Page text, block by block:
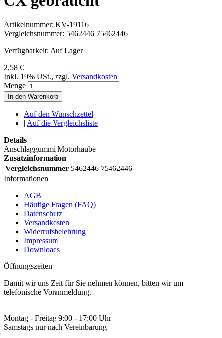
Artikelnummer: KV-19116
Vergleichsnummer: 5462446 75462446
Verfügbarkeit: Auf Lager
2,58 €
Inkl. 19% USt., zzgl. Versandkosten
Menge
In den Warenkorb
Auf den Wunschzettel
| Auf die Vergleichsliste
Details
Anschlaggummi Motorhaube
Zusatzinformation
Vergleichsnummer 5462446 75462446
Informationen
AGB
Häufige Fragen (FAQ)
Datenschutz
Versandkosten
Widerrufsbelehrung
Impressum
Downloads
Öffnungszeiten
Damit wir uns Zeit für Sie nehmen können, bitten wir um
telefonische Voranmeldung.
Montag - Freitag 9:00 - 17:00 Uhr
Samstags nur nach Vereinbarung